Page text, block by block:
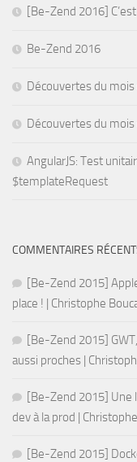
[Be-Zend 2016]
Be-Zend 2016
Découvertes du
Découvertes du mois
AngularJS: Test
$templateRequest
COMMENTAIRES
[Be-Zend 2015]
place ! | Christophe
[Be-Zend 2015]
aussi proches |
[Be-Zend 2015] Une
dev à la prod |
[Be-Zend 2015]